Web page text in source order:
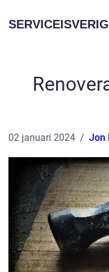
02 januari 2024 Jon